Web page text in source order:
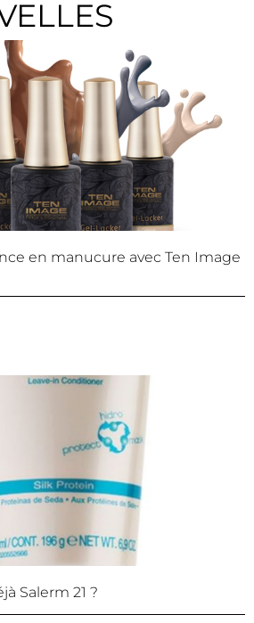
en manucure avec Ten Image
Salerm 21 ?